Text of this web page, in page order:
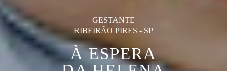
GESTANTE
RIBEIRÃO PIRES - SP
À ESPERA